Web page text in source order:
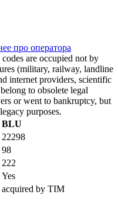
про оператора
are occupied not by
(military, railway, landline
internet providers, scientific
to obsolete legal
or went to bankruptcy, but
purposes.
BLU
22298
98
222
Yes
acquired by TIM